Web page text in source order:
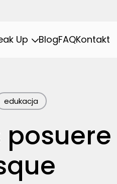
Up BlogFAQKontakt
edukacja